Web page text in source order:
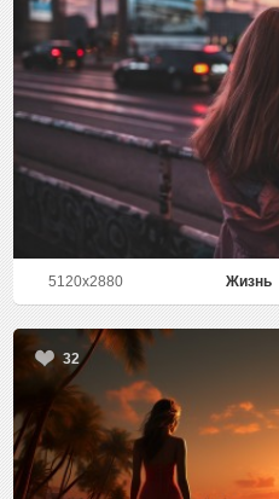
5120x2880 Жизнь
32